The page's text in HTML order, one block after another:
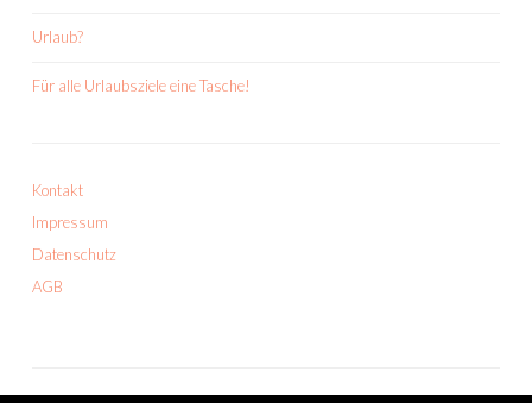
Urlaub?
Für alle Urlaubsziele eine Tasche!
Kontakt
Impressum
Datenschutz
AGB